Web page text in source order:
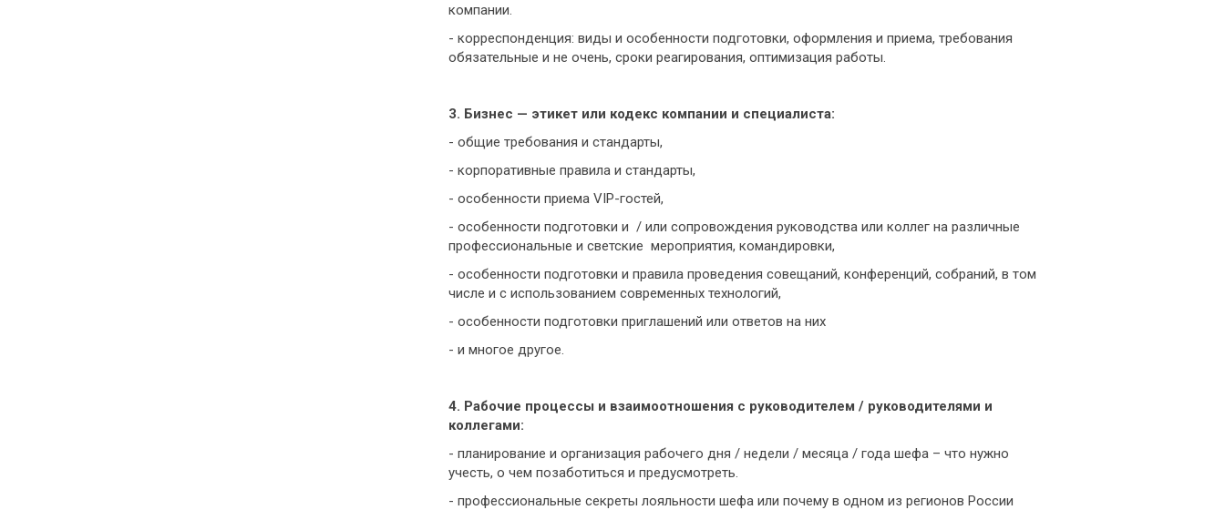
компании.
- корреспонденция: виды и особенности подготовки, оформления и приема, требования
обязательные и не очень, сроки реагирования, оптимизация работы.
3. Бизнес — этикет или кодекс компании и специалиста:
- общие требования и стандарты,
- корпоративные правила и стандарты,
- особенности приема VIP-гостей,
- особенности подготовки и / или сопровождения руководства или коллег на различные
профессиональные и светские мероприятия, командировки,
- особенности подготовки и правила проведения совещаний, конференций, собраний, в том
числе и с использованием современных технологий,
- особенности подготовки приглашений или ответов на них
- и многое другое.
4. Рабочие процессы и взаимоотношения с руководителем / руководителями и
коллегами:
- планирование и организация рабочего дня / недели / месяца / года шефа – что нужно
учесть, о чем позаботиться и предусмотреть.
- профессиональные секреты лояльности шефа или почему в одном из регионов России